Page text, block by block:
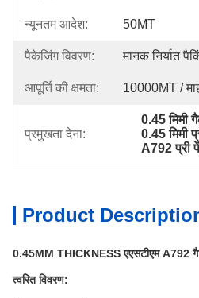
न्यूनतम आदेश: 50MT
पैकेजिंग विवरण: मानक निर्यात
आपूर्ति की क्षमता: 10000MT /
प्रमुखता देना:
0.45 मिमी
0.45 मिमी
A792 प्री
Product
0.45MM THICKNESS एएसटीएम A792
त्वरित विवरण: